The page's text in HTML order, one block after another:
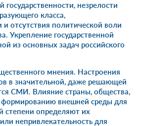
государственности, незрелости
класса,
и отсутствия политической воли
Укрепление государственной
из основных задач российского
мнения. Настроения
в значительной, даже решающей
СМИ. Влияние страны, общества,
внешней среды для
степени определяют их
непривлекательность для